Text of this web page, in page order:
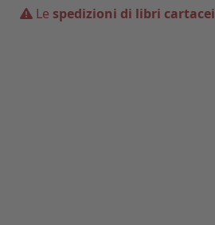
Le spedizioni di libri cartacei